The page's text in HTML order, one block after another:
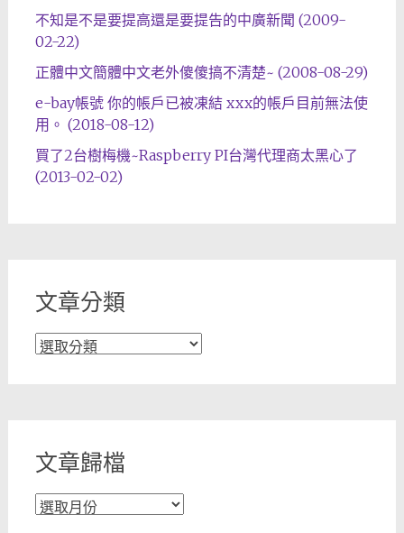
不知是不是要提高還是要提告的中廣新聞 (2009-
02-22)
正體中文簡體中文老外傻傻搞不清楚~ (2008-08-29)
e-bay帳號 你的帳戶已被凍結 xxx的帳戶目前無法使
用。 (2018-08-12)
買了2台樹梅機~Raspberry PI台灣代理商太黑心了
(2013-02-02)
文章分類
文
文章歸檔
文